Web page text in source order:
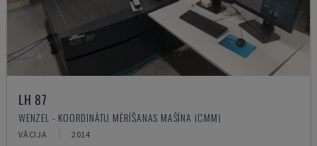
LH 87
WENZEL - KOORDINĀTU MĒRĪŠANAS MAŠĪNA (CMM)
VĀCIJA 2014